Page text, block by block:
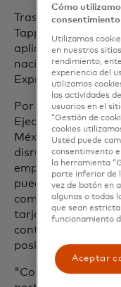
Tras el éxito del
Tapp en la Ciudad
aplicación estará
nacional en
Express,
Por su parte,
Ejecutivo de
México, explicó que
disruptivo para las
emprendedores,
pueden crecer
compañía que
tarjeta, además de
control de los
posibilidades de
"Con la integración
Cómo
consentimiento
Utilizamos
en nuestros
rendimiento,
experiencia del
utilizamos
las actividades
usuarios en el
“Gestión de
cookies
Usted puede
consentimiento
la herramienta
parte inferior de
vez de botón en
algunas o todas
que sean
funcionamiento
Aceptar